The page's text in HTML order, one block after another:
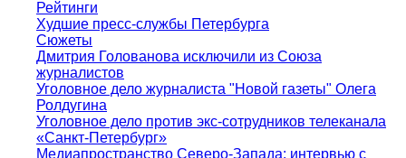
Рейтинги
Худшие пресс-службы Петербурга
Сюжеты
Дмитрия Голованова исключили из Союза
журналистов
Уголовное дело журналиста "Новой газеты" Олега
Ролдугина
Уголовное дело против экс-сотрудников телеканала
«Санкт-Петербург»
Медиапространство Северо-Запада: интервью с